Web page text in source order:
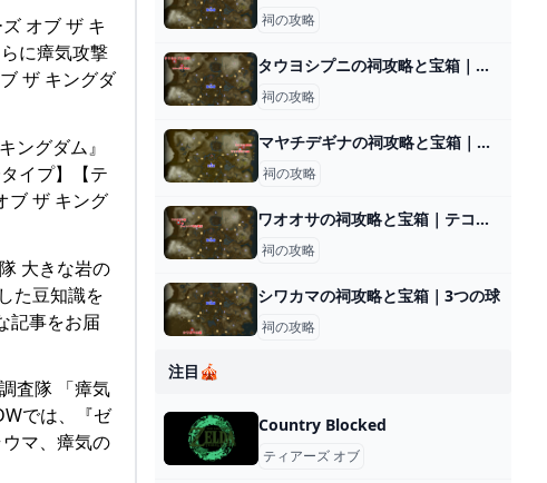
オブ ザ キ
に瘴気攻撃
ザ キングダ
ングダム』
イプ】【テ
ブ ザ キング
大きな岩の
た豆知識を
記事をお届
査隊 「瘴気
では、『ゼ
マ、瘴気の
祠の攻略
タウヨシプニの祠攻略と宝箱｜進むか戻るか
祠の攻略
マヤチデギナの祠攻略と宝箱｜一身の戦い 追跡
祠の攻略
ワオオサの祠攻略と宝箱｜テコのちから
祠の攻略
シワカマの祠攻略と宝箱｜3つの球
祠の攻略
注目🎪
Country Blocked
ティアーズ オブ